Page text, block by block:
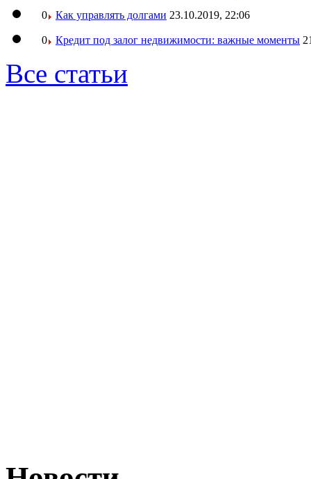
0 Как управлять долгами 23.10.2019, 22:06
0 Кредит под залог недвижимости: важные моменты
Все статьи